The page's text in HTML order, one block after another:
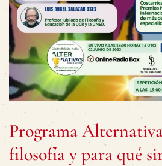
Programa
filosofía y para qué